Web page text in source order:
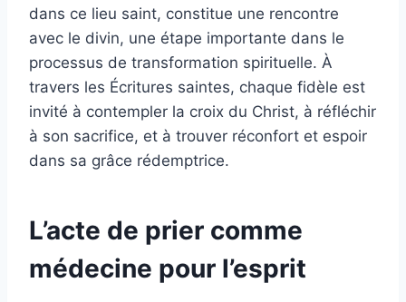
dans ce lieu saint, constitue une rencontre
avec le divin, une étape importante dans le
processus de transformation spirituelle. À
travers les Écritures saintes, chaque fidèle est
invité à contempler la croix du Christ, à réfléchir
à son sacrifice, et à trouver réconfort et espoir
dans sa grâce rédemptrice.
L’acte de prier comme
médecine pour l’esprit